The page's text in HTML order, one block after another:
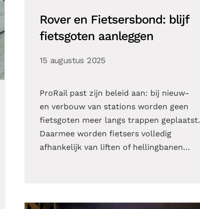
Rover en Fietsersbond: blijf
fietsgoten aanleggen
15 augustus 2025
ProRail past zijn beleid aan: bij nieuw-
en verbouw van stations worden geen
fietsgoten meer langs trappen geplaatst.
Daarmee worden fietsers volledig
afhankelijk van liften of hellingbanen…